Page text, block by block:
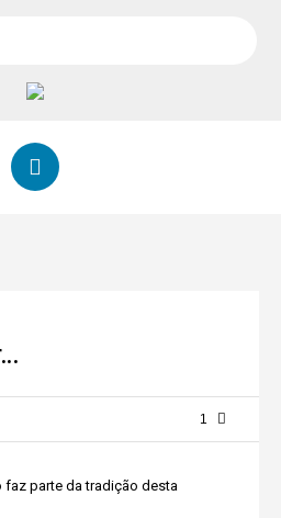
1
faz parte da tradição desta